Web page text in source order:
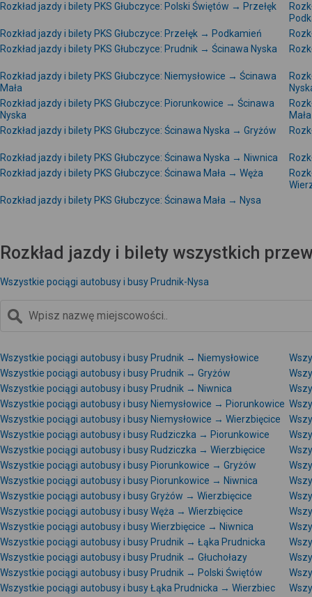
Rozkład jazdy i bilety PKS Głubczyce: Polski Świętów → Przełęk
Rozkład jazdy i bilety PKS Głubczyce: Przełęk → Podkamień
Rozkład jazdy i bilety PKS Głubczyce: Prudnik → Ścinawa Nyska
Rozkład jazdy i bilety PKS Głubczyce: Niemysłowice → Ścinawa
Mała
Rozkład jazdy i bilety PKS Głubczyce: Piorunkowice → Ścinawa
Nyska
Mała
Rozkład jazdy i bilety PKS Głubczyce: Ścinawa Nyska → Gryżów
Rozkład jazdy i bilety PKS Głubczyce: Ścinawa Nyska → Niwnica
Rozkład jazdy i bilety PKS Głubczyce: Ścinawa Mała → Węża
Rozkład jazdy i bilety PKS Głubczyce: Ścinawa Mała → Nysa
Rozkład jazdy i bilety wszystkich
Wszystkie pociągi autobusy i busy Prudnik-Nysa
Wszystkie pociągi autobusy i busy Prudnik → Niemysłowice
Wszystkie pociągi autobusy i busy Prudnik → Gryżów
Wszystkie pociągi autobusy i busy Prudnik → Niwnica
Wszystkie pociągi autobusy i busy Niemysłowice → Piorunkowice
Wszystkie pociągi autobusy i busy Niemysłowice → Wierzbięcice
Wszystkie pociągi autobusy i busy Rudziczka → Piorunkowice
Wszystkie pociągi autobusy i busy Rudziczka → Wierzbięcice
Wszystkie pociągi autobusy i busy Piorunkowice → Gryżów
Wszystkie pociągi autobusy i busy Piorunkowice → Niwnica
Wszystkie pociągi autobusy i busy Gryżów → Wierzbięcice
Wszystkie pociągi autobusy i busy Węża → Wierzbięcice
Wszystkie pociągi autobusy i busy Wierzbięcice → Niwnica
Wszystkie pociągi autobusy i busy Prudnik → Łąka Prudnicka
Wszystkie pociągi autobusy i busy Prudnik → Głuchołazy
Wszystkie pociągi autobusy i busy Prudnik → Polski Świętów
Wszystkie pociągi autobusy i busy Łąka Prudnicka → Wierzbiec